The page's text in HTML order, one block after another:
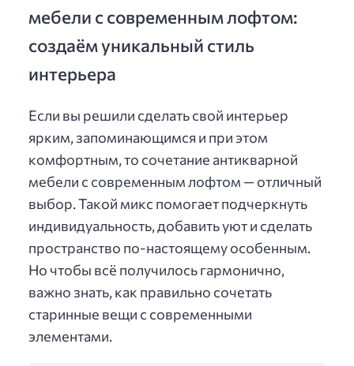
мебели с современным лофтом:
создаём уникальный стиль
интерьера
Если вы решили сделать свой интерьер
ярким, запоминающимся и при этом
комфортным, то сочетание антикварной
мебели с современным лофтом — отличный
выбор. Такой микс помогает подчеркнуть
индивидуальность, добавить уют и сделать
пространство по-настоящему особенным.
Но чтобы всё получилось гармонично,
важно знать, как правильно сочетать
старинные вещи с современными
элементами.